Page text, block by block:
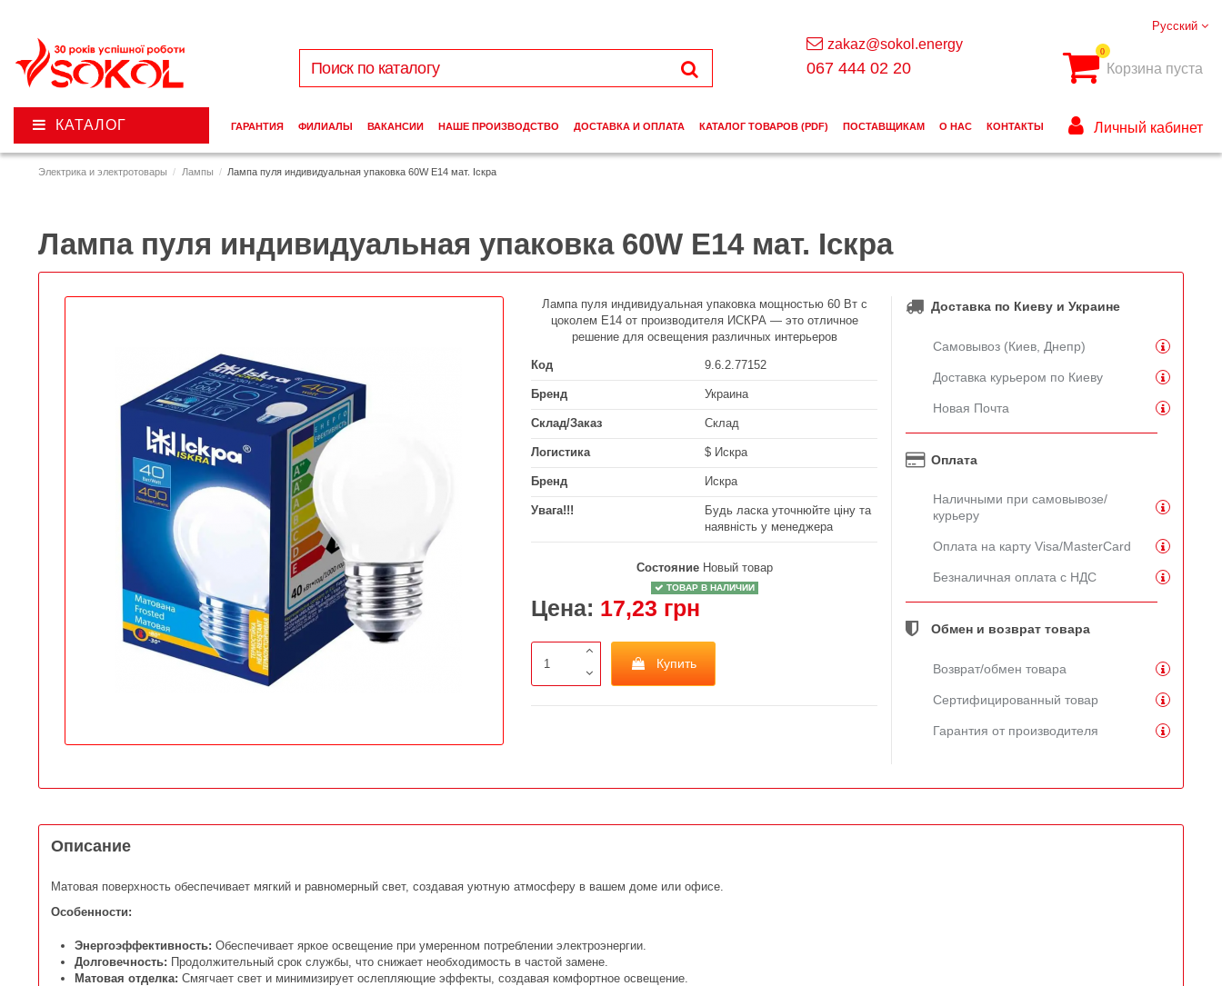
Электрика и электротовары Лампы Лампа пуля индивидуальная упаковка 60W Е14 мат. Іскра
Лампа пуля индивидуальная упаковка 60W Е14 мат. Іскра
Лампа пуля индивидуальная упаковка мощностью 60 Вт с
цоколем E14 от производителя ИСКРА — это отличное
решение для освещения различных интерьеров
Код 9.6.2.77152
Бренд Украина
Склад/Заказ Склад
Логистика $ Искра
Бренд Искра
Увага!!!
Будь ласка уточнюйте ціну та
наявність у менеджера
Состояние Новый товар
ТОВАР В НАЛИЧИИ
Цена: 17,23 грн
Купить
Доставка по Киеву и Украине
Самовывоз (Киев, Днепр)
Доставка курьером по Киеву
Новая Почта
Оплата
Наличными при самовывозе/
курьеру
Оплата на карту Visa/MasterCard
Безналичная оплата с НДС
Обмен и возврат товара
Возврат/обмен товара
Сертифицированный товар
Гарантия от производителя
Описание
Матовая поверхность обеспечивает мягкий и равномерный свет, создавая уютную атмосферу в вашем доме или офисе.
Особенности:
Энергоэффективность: Обеспечивает яркое освещение при умеренном потреблении электроэнергии.
Долговечность: Продолжительный срок службы, что снижает необходимость в частой замене.
Матовая отделка: Смягчает свет и минимизирует ослепляющие эффекты, создавая комфортное освещение.
Русский
zakaz@sokol.energy
067 444 02 20
0
Корзина пуста
КАТАЛОГ ГАРАНТИЯ ФИЛИАЛЫ ВАКАНСИИ НАШЕ ПРОИЗВОДСТВО ДОСТАВКА И ОПЛАТА КАТАЛОГ ТОВАРОВ (PDF) ПОСТАВЩИКАМ О НАС КОНТАКТЫ Личный кабинет